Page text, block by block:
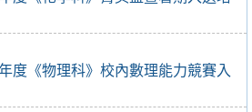
度《物理科》校內數理能力競賽入